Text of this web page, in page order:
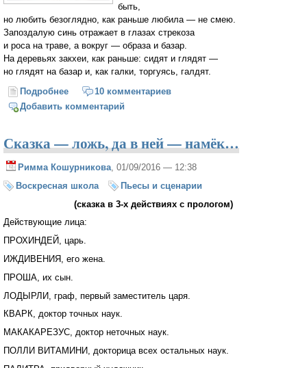
быть,
но любить безоглядно, как раньше любила — не смею.
Запоздалую синь отражает в глазах стрекоза
и роса на траве, а вокруг — образа и базар.
На деревьях закхеи, как раньше: сидят и глядят —
но глядят на базар и, как галки, торгуясь, галдят.
Подробнее о Стрекоза10 комментариев
Добавить комментарий
Сказка — ложь, да в ней — намёк…
Римма Кошурникова, 01/09/2016 — 12:38
Воскресная школа
Пьесы и сценарии
(сказка в 3-х действиях с прологом)
Действующие лица:
ПРОХИНДЕЙ, царь.
ИЖДИВЕНИЯ, его жена.
ПРОША, их сын.
ЛОДЫРЛИ, граф, первый заместитель царя.
КВАРК, доктор точных наук.
МАКАКАРЕЗУС, доктор неточных наук.
ПОЛЛИ ВИТАМИНИ, докторица всех остальных наук.